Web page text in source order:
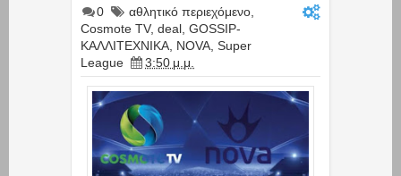
0 αθλητικό περιεχόμενο
Cosmote TV, deal GOSSIP-
ΚΑΛΛΙΤΕΧΝΙΚΑ NOVA Super
League
3:50 μ.μ.